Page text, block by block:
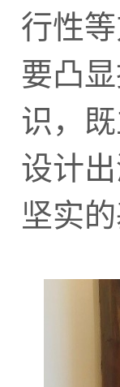
行性
要凸
识，
设计
坚实的